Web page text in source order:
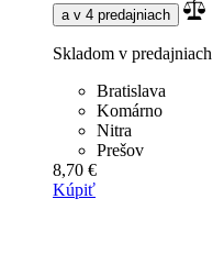
a v 4 predajniach
Skladom v predajniach
Bratislava
Komárno
Nitra
Prešov
8,70 €
Kúpiť